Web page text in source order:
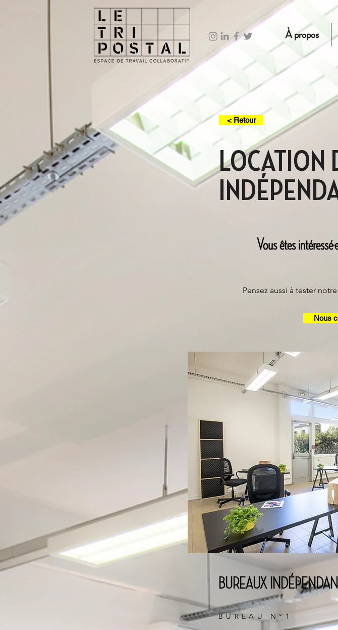
À propos
< Retour
LOCATION
Vous êtes
Pensez aussi à tester notre
Nous
BUREAUX
BUREAU N°1